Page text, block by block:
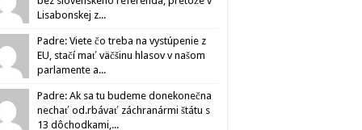
Lisabonskej z...
Padre: Viete čo treba na vystúpenie z
EU, stačí mať väčšinu hlasov v našom
parlamente a...
Padre: Ak sa tu budeme donekonečna
nechať od.rbávať záchranármi štátu s
13 dôchodkami,...